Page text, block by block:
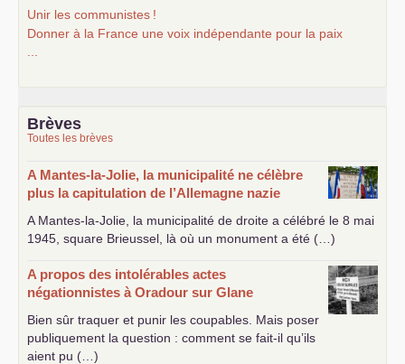
Unir les communistes !
Donner à la France une voix indépendante pour la paix
Brèves
Toutes les brèves
A Mantes-la-Jolie, la municipalité ne célèbre
plus la capitulation de l’Allemagne nazie
A Mantes-la-Jolie, la municipalité de droite a célébré le 8 mai
1945, square Brieussel, là où un monument a été (…)
A propos des intolérables actes
négationnistes à Oradour sur Glane
Bien sûr traquer et punir les coupables. Mais poser
publiquement la question : comment se fait-il qu’ils
aient pu (…)